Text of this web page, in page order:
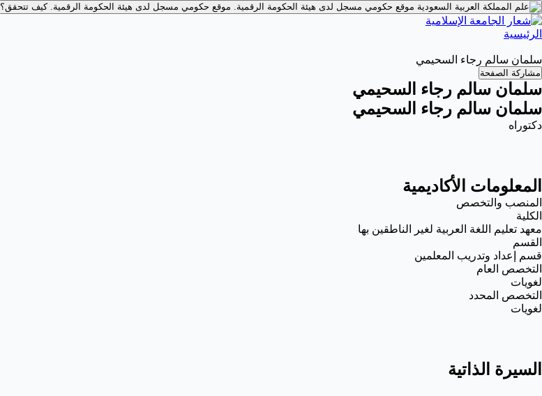
موقع حكومي مسجل لدى هيئة الحكومة الرقمية. موقع حكومي مسجل لدى هيئة الحكومة الرقمية.كيف تتحقق؟
الرئيسية
سلمان سالم رجاء السحيمي
مشاركة الصفحة
سلمان سالم رجاء السحيمي
سلمان سالم رجاء السحيمي
دكتوراه
المعلومات الأكاديمية
المنصب والتخصص
الكلية
معهد تعليم اللغة العربية لغير الناطقين بها
القسم
قسم إعداد وتدريب المعلمين
التخصص العام
لغويات
التخصص المحدد
لغويات
السيرة الذاتية